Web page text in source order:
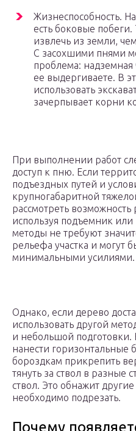
Жизнеспособность.
есть боковые
извлечь из земли,
С засохшими пнями
проблема: надземная
ее выдергиваете. В
использовать
зачерпывает корни
При выполнении работ
доступ к пню. Если
подъездных путей и
крупногабаритной
рассмотреть
используя подъемник
методы не требуют
рельефа участка и могут
минимальными усилиями.
Однако, если дерево
использовать другой
и небольшой подготовки.
нанести горизонтальные
бороздкам прикрепить
тянуть за ствол в разные
ствол. Это обнажит
необходимо подрезать.
Почему